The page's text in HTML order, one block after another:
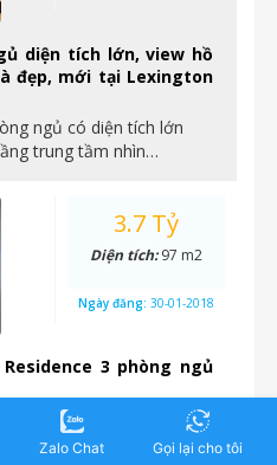
diện tích lớn, view hồ
đẹp, mới tại Lexington
ngủ có diện tích lớn
trung tầm nhìn…
3 phòng ngủ
thị trường, nhà đẹp,
cửa: tây bắc Giá…
3.7 Tỷ
Diện tích:97 m2
Ngày đăng: 30-01-2018
Zalo Chat Gọi lại cho tôi